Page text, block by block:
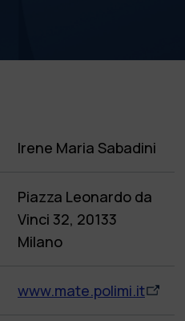
Irene Maria Sabadini
Piazza Leonardo da
Vinci 32, 20133
Milano
www.mate.polimi.it